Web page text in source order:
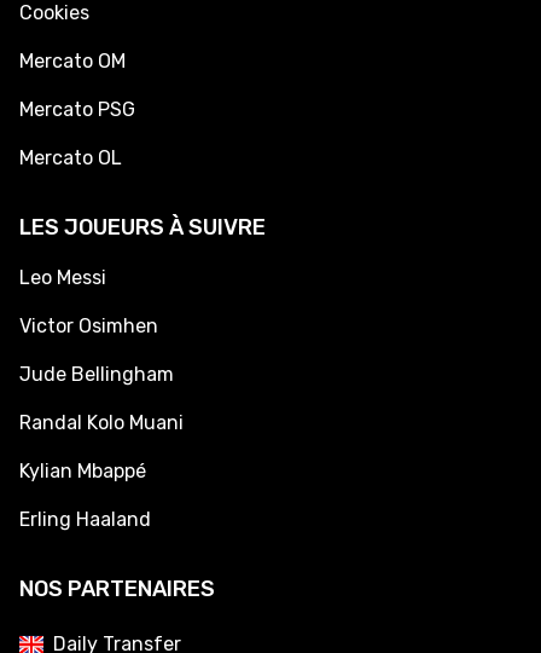
Cookies
Mercato OM
Mercato PSG
Mercato OL
LES JOUEURS À SUIVRE
Leo Messi
Victor Osimhen
Jude Bellingham
Randal Kolo Muani
Kylian Mbappé
Erling Haaland
NOS PARTENAIRES
Daily Transfer